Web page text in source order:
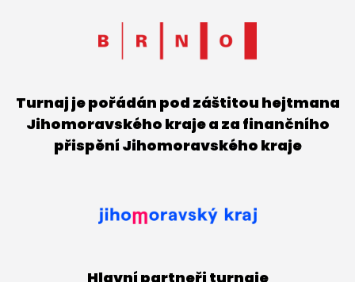
Turnaj je pořádán pod záštitou hejtmana
Jihomoravského kraje a za finančního
přispění Jihomoravského kraje
Hlavní partneři turnaje